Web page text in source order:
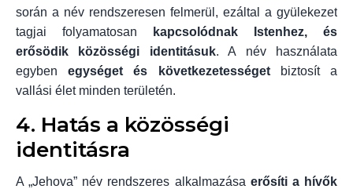
során a név rendszeresen felmerül, ezáltal a gyülekezet
tagjai folyamatosan
kapcsolódnak Istenhez, és
erősödik közösségi identitásuk. A név használata
egybenegységet és következetességetbiztosít a
vallási élet minden területén.
4. Hatás a közösségi
identitásra
A „Jehova” név rendszeres alkalmazása erősíti a hívők